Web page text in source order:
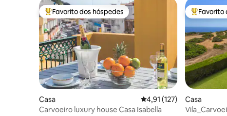
Favoritos dos hóspedes mais apreciados
Favorito dos hóspedes
Casa Classificação média de
4,91 (127)
Carvoeiro luxury house Casa Isabella
Favoritos
Favorito
Casa